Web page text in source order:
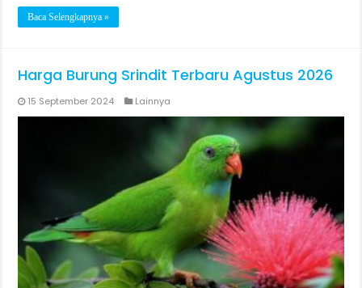
Baca Selengkapnya »
Harga Burung Srindit Terbaru Agustus 2026
15 September 2024 Lainnya